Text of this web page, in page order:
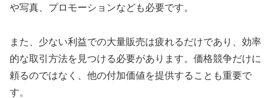
や写真、プロモーションなども必要です。
また、少ない利益での大量販売は疲れるだけであり、効率
的な取引方法を見つける必要があります。価格競争だけに
頼るのではなく、他の付加価値を提供することも重要で
す。